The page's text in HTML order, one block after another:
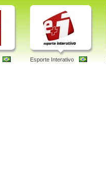
Esporte Interativo